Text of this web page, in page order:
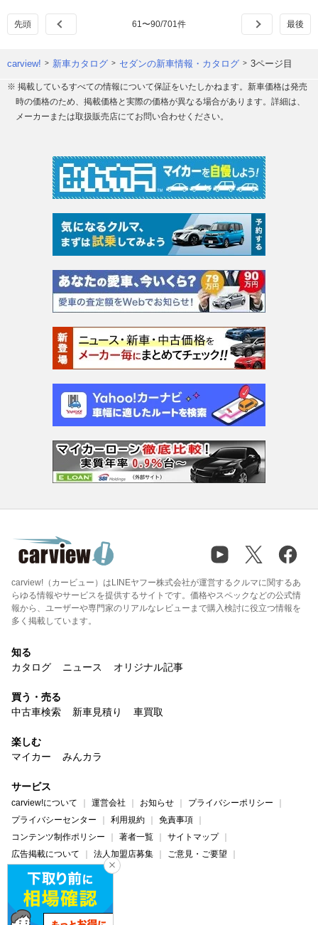
61 〜90/701 件
carview! 新車カタログ セダンの新車情報・カタログ 3ページ目
※ 掲載しているすべての情報について保証をいたしかねます。新車価格は発売
時の価格のため、掲載価格と実際の価格が異なる場合があります。詳細は、
メーカーまたは取扱販売店にてお問い合わせください。
carview!（カービュー）はLINEヤフー株式会社が運営するクルマに関するあ
らゆる情報やサービスを提供するサイトです。価格やスペックなどの公式情
報から、ユーザーや専門家のリアルなレビューまで購入検討に役立つ情報を
多く掲載しています。
知る
カタログ
ニュース オリジナル記事
買う・売る
中古車検索
新車見積り 車買取
楽しむ
マイカー
みんカラ
サービス
carview!について 運営会社 お知らせ
プライバシーポリシー
プライバシーセンター
利用規約
免責事項
コンテンツ制作ポリシー
著者一覧
サイトマップ
広告掲載について
法人加盟店募集
ご意見・ご要望
ヘルプ・お問い合わせ
carview! Yahoo! JAPAN